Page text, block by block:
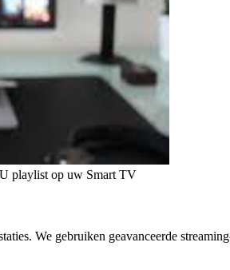
playlist op uw Smart TV
We gebruiken geavanceerde